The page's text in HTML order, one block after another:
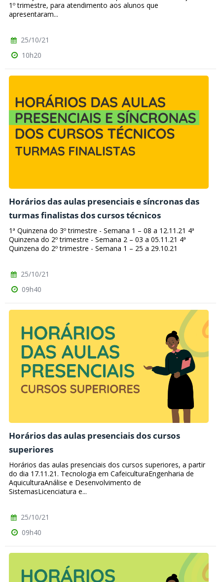
1º trimestre, para atendimento aos alunos que
apresentaram...
25/10/21
10h20
Horários das aulas presenciais e síncronas das
turmas finalistas dos cursos técnicos
1ª Quinzena do 3º trimestre - Semana 1 – 08 a 12.11.21 4ª
Quinzena do 2º trimestre - Semana 2 – 03 a 05.11.21 4ª
Quinzena do 2º trimestre - Semana 1 – 25 a 29.10.21
25/10/21
09h40
Horários das aulas presenciais dos cursos
superiores
Horários das aulas presenciais dos cursos superiores, a partir
do dia 17.11.21. Tecnologia em CafeiculturaEngenharia de
AquiculturaAnálise e Desenvolvimento de
SistemasLicenciatura e...
25/10/21
09h40